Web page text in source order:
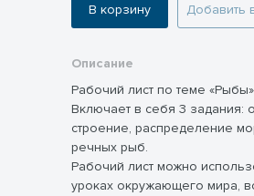
В корзину Добавить
Описание
Рабочий лист по теме «Рыбы»
Включает в себя 3 задания:
строение, распределение
речных рыб.
Рабочий лист можно
уроках окружающего мира,